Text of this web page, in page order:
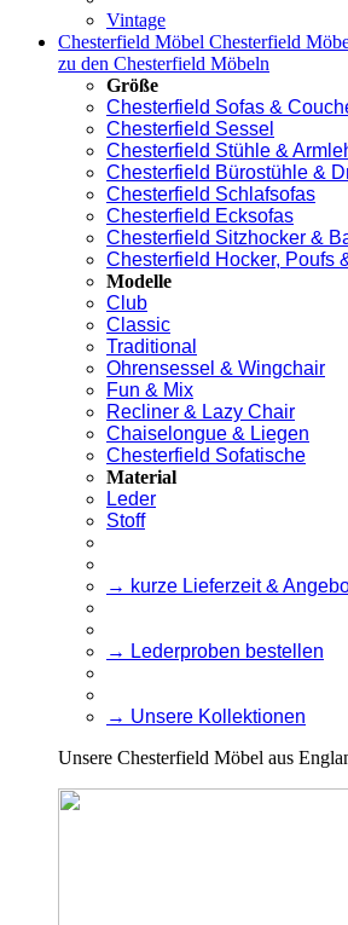
Vintage
Chesterfield Möbel Chesterfield
zu den Chesterfield Möbeln
Größe
Chesterfield Sofas &
Chesterfield Sessel
Chesterfield Stühle &
Chesterfield Bürostühle &
Chesterfield Schlafsofas
Chesterfield Ecksofas
Chesterfield Sitzhocker &
Chesterfield Hocker, Poufs
Modelle
Club
Classic
Traditional
Ohrensessel & Wingchair
Fun & Mix
Recliner & Lazy Chair
Chaiselongue & Liegen
Chesterfield Sofatische
Material
Leder
Stoff
→ kurze Lieferzeit &
→ Lederproben bestellen
→ Unsere Kollektionen
Unsere Chesterfield Möbel aus